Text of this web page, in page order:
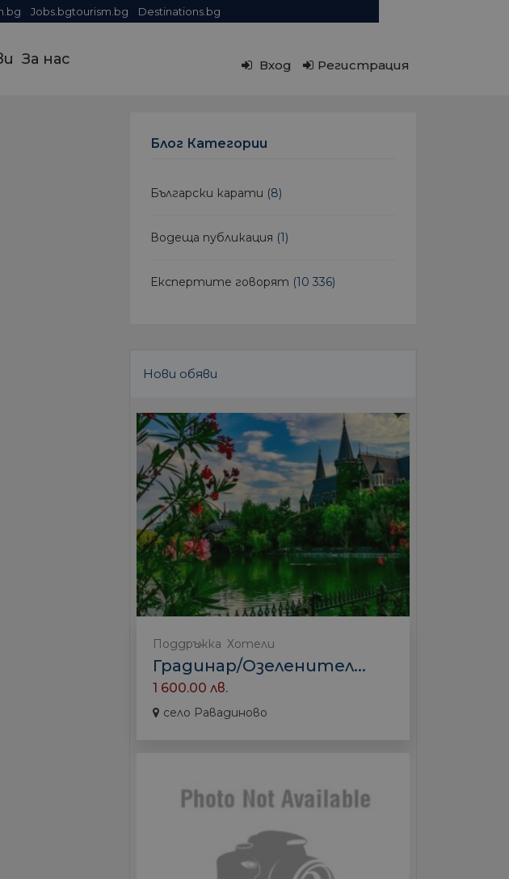
Jobs.bgtourism.bg Destinations.bg
За нас Вход Регистрация
Блог Категории
Български карати (8)
Водеща публикация (1)
Експертите говорят (10 336)
Нови обяви
Поддръжка Хотели
Градинар/Озеленител...
1 600.00 лв.
село Равадиново